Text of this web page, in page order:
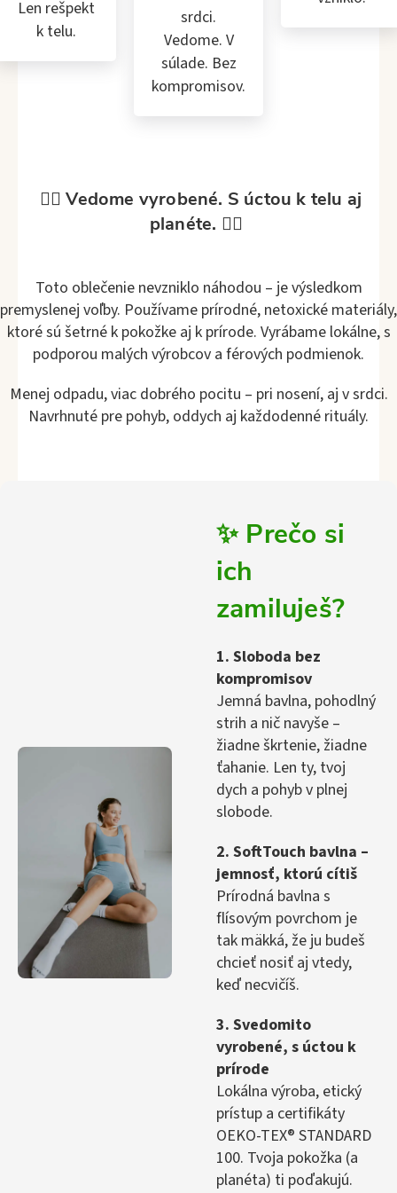
Len rešpekt
k telu.
srdci.
Vedome. V
súlade. Bez
kompromisov.
🧘‍♀️ Vedome vyrobené. S úctou k telu aj
planéte. 🧘‍♀️
Toto oblečenie nevzniklo náhodou – je výsledkom
premyslenej voľby. Používame prírodné, netoxické materiály,
ktoré sú šetrné k pokožke aj k prírode. Vyrábame lokálne, s
podporou malých výrobcov a férových podmienok.
Menej odpadu, viac dobrého pocitu – pri nosení, aj v srdci.
Navrhnuté pre pohyb, oddych aj každodenné rituály.
✨ Prečo si
ich
zamiluješ?
1. Sloboda bez
kompromisov
Jemná bavlna, pohodlný
strih a nič navyše –
žiadne škrtenie, žiadne
ťahanie. Len ty, tvoj
dych a pohyb v plnej
slobode.
2. SoftTouch bavlna –
jemnosť, ktorú cítiš
Prírodná bavlna s
flísovým povrchom je
tak mäkká, že ju budeš
chcieť nosiť aj vtedy,
keď necvičíš.
3. Svedomito
vyrobené, s úctou k
prírode
Lokálna výroba, etický
prístup a certifikáty
OEKO-TEX® STANDARD
100. Tvoja pokožka (a
planéta) ti poďakujú.